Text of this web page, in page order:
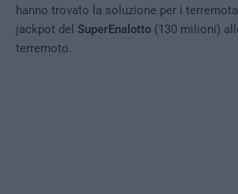
hanno trovato la soluzione per i
jackpot del SuperEnalotto (130 milioni)
terremoto.